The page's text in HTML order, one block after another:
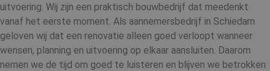
uitvoering. Wij zijn een praktisch bouwbedrijf dat meedenkt
vanaf het eerste moment. Als aannemersbedrijf in Schiedam
geloven wij dat een renovatie alleen goed verloopt wanneer
wensen, planning en uitvoering op elkaar aansluiten. Daarom
nemen we de tijd om goed te luisteren en blijven we betrokken